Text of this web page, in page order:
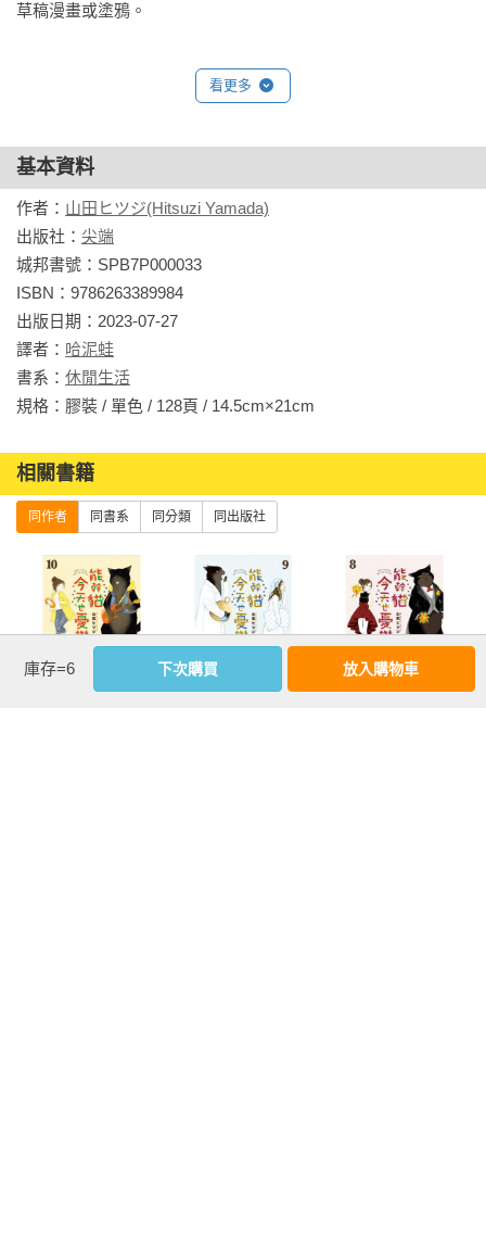
情煩躁時就自己開一條啾嚕，拌一盆貓草沙拉來吃……
平凡的(？！)人貓相處日常漫畫！
草稿漫畫或塗鴉。
看更多
基本資料
作者： 山田ヒツジ(Hitsuzi Yamada)
出版社： 尖端
城邦書號：SPB7P000033
ISBN：9786263389984
出版日期：2023-07-27
譯者： 哈泥蛙
書系： 休閒生活
規格：膠裝 / 單色 / 128頁 / 14.5cm×21cm
相關書籍
同作者 同書系 同分類 同出版社
庫存=6 下次購買 放入購物車